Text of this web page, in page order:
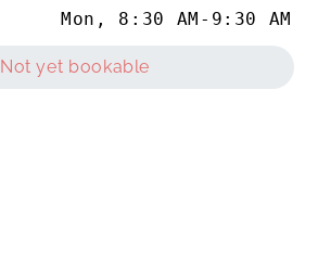
Mon , 8:30 AM - 9:30 AM
Not yet bookable